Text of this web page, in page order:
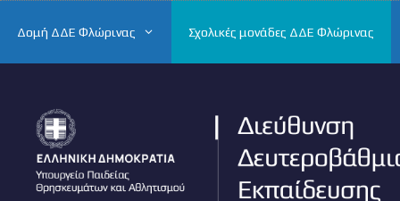
Δομή ΔΔΕ Φλώρινας Σχολικές μονάδες ΔΔΕ Φλώρινας